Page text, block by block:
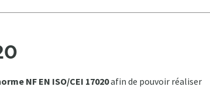
NF EN ISO/CEI 17020afin de pouvoir réaliser